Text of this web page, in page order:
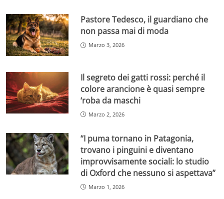
Pastore Tedesco, il guardiano che
non passa mai di moda
Marzo 3, 2026
Il segreto dei gatti rossi: perché il
colore arancione è quasi sempre
‘roba da maschi
Marzo 2, 2026
“I puma tornano in Patagonia,
trovano i pinguini e diventano
improvvisamente sociali: lo studio
di Oxford che nessuno si aspettava”
Marzo 1, 2026